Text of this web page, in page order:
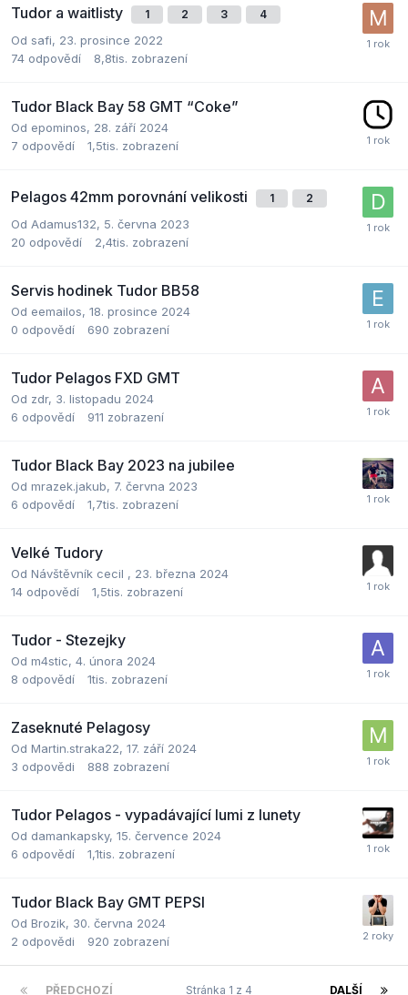
Tudor a waitlisty 1 2 3 4
Od safi, 23. prosince 2022
74 odpovědí 8,8tis. zobrazení
Tudor Black Bay 58 GMT “Coke”
Od epominos, 28. září 2024
7 odpovědí 1,5tis. zobrazení
Pelagos 42mm porovnání velikosti 1 2
Od Adamus132, 5. června 2023
20 odpovědí 2,4tis. zobrazení
Servis hodinek Tudor BB58
Od eemailos, 18. prosince 2024
0 odpovědí 690 zobrazení
Tudor Pelagos FXD GMT
Od zdr, 3. listopadu 2024
6 odpovědí 911 zobrazení
Tudor Black Bay 2023 na jubilee
Od mrazek.jakub, 7. června 2023
6 odpovědí 1,7tis. zobrazení
Velké Tudory
Od Návštěvník cecil , 23. března 2024
14 odpovědí 1,5tis. zobrazení
Tudor - Stezejky
Od m4stic, 4. února 2024
8 odpovědí 1tis. zobrazení
Zaseknuté Pelagosy
Od Martin.straka22, 17. září 2024
3 odpovědi 888 zobrazení
Tudor Pelagos - vypadávající lumi z lunety
Od damankapsky, 15. července 2024
6 odpovědí 1,1tis. zobrazení
Tudor Black Bay GMT PEPSI
Od Brozik, 30. června 2024
2 odpovědi 920 zobrazení
PŘEDCHOZÍ DALŠÍ
Stránka 1 z 4